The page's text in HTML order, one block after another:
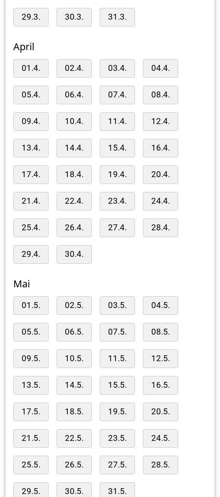
29.3. 30.3. 31.3.
April
01.4. 02.4. 03.4. 04.4.
05.4. 06.4. 07.4. 08.4.
09.4. 10.4. 11.4. 12.4.
13.4. 14.4. 15.4. 16.4.
17.4. 18.4. 19.4. 20.4.
21.4. 22.4. 23.4. 24.4.
25.4. 26.4. 27.4. 28.4.
29.4. 30.4.
Mai
01.5. 02.5. 03.5. 04.5.
05.5. 06.5. 07.5. 08.5.
09.5. 10.5. 11.5. 12.5.
13.5. 14.5. 15.5. 16.5.
17.5. 18.5. 19.5. 20.5.
21.5. 22.5. 23.5. 24.5.
25.5. 26.5. 27.5. 28.5.
29.5. 30.5. 31.5.